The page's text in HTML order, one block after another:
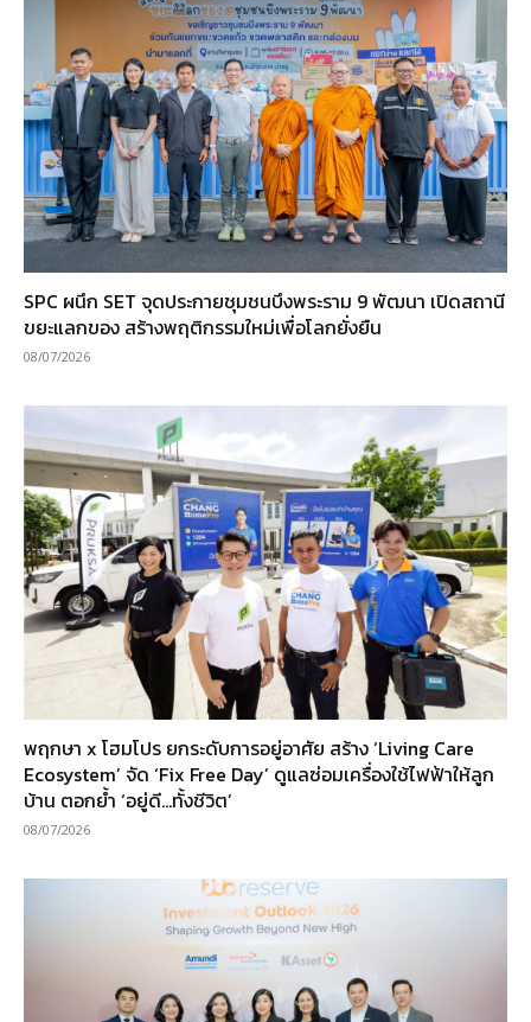
SPC ผนึก SET จุดประกายชุมชนบึงพระราม 9 พัฒนา เปิดสถานี
ขยะแลกของ สร้างพฤติกรรมใหม่เพื่อโลกยั่งยืน
08/07/2026
พฤกษา x โฮมโปร ยกระดับการอยู่อาศัย สร้าง ‘Living Care
Ecosystem’ จัด ‘Fix Free Day’ ดูแลซ่อมเครื่องใช้ไฟฟ้าให้ลูก
บ้าน ตอกย้ำ ‘อยู่ดี…ทั้งชีวิต’
08/07/2026